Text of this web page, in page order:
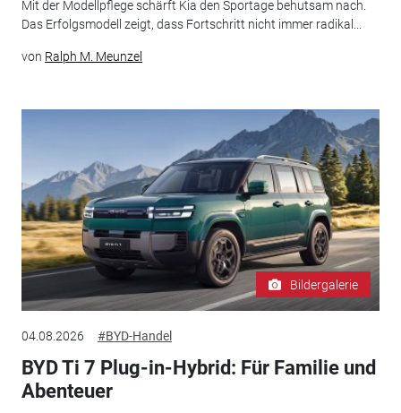
Mit der Modellpflege schärft Kia den Sportage behutsam nach.
Das Erfolgsmodell zeigt, dass Fortschritt nicht immer radikal...
von Ralph M. Meunzel
Bildergalerie
04.08.2026 #BYD-Handel
BYD Ti 7 Plug-in-Hybrid: Für Familie und
Abenteuer